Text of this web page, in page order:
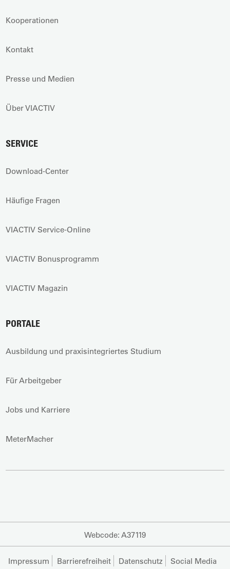
Kooperationen
Kontakt
Presse und Medien
Über VIACTIV
SERVICE
Download-Center
Häufige Fragen
VIACTIV Service-Online
VIACTIV Bonusprogramm
VIACTIV Magazin
PORTALE
Ausbildung und praxisintegriertes Studium
Für Arbeitgeber
Jobs und Karriere
MeterMacher
Webcode: A37119
Impressum Barrierefreiheit Datenschutz Social Media